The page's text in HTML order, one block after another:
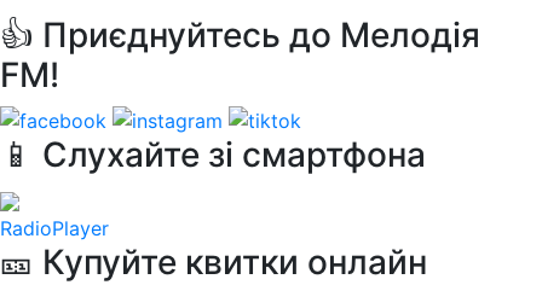
👍 Приєднуйтесь до Мелодія
FM!
📱 Слухайте зі смартфона
RadioPlayer
🎫 Купуйте квитки онлайн